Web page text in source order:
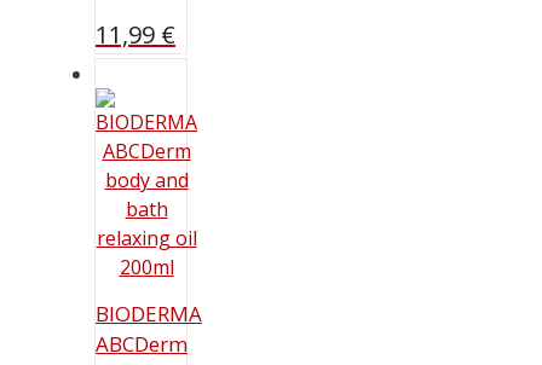
11,99 €
BIODERMA
ABCDerm